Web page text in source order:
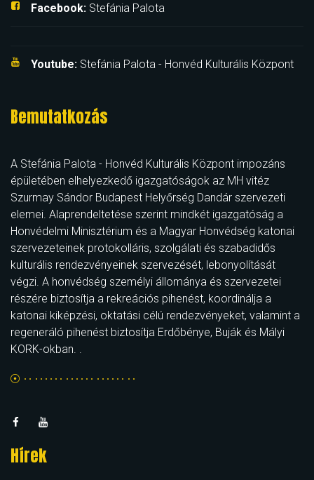
Facebook: Stefánia Palota
Youtube: Stefánia Palota - Honvéd Kulturális Központ
Bemutatkozás
A Stefánia Palota - Honvéd Kulturális Központ impozáns
épületében elhelyezkedő igazgatóságok az MH vitéz
Szurmay Sándor Budapest Helyőrség Dandár szervezeti
elemei. Alaprendeltetése szerint mindkét igazgatóság a
Honvédelmi Minisztérium és a Magyar Honvédség katonai
szervezeteinek protokolláris, szolgálati és szabadidős
kulturális rendezvényeinek szervezését, lebonyolítását
végzi. A honvédség személyi állománya és szervezetei
részére biztosítja a rekreációs pihenést, koordinálja a
katonai kiképzési, oktatási célú rendezvényeket, valamint a
regeneráló pihenést biztosítja Erdőbénye, Buják és Mályi
KORK-okban. .
Hírek